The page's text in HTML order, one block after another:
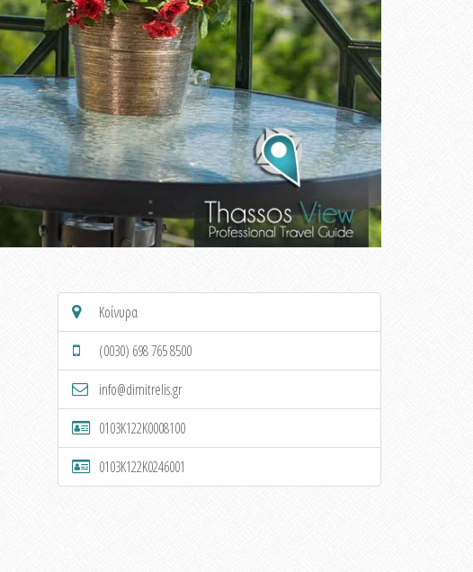
Κοίνυρα
(0030) 698 765 8500
info@dimitrelis.gr
0103K122K0008100
0103K122K0246001